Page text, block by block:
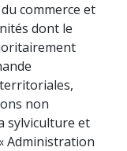
commerce et
dont le
non
sylviculture et
Administration